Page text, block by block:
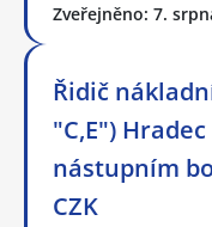
Zveřejněno: 7.
Řidič
"C,E")
nástupním
CZK